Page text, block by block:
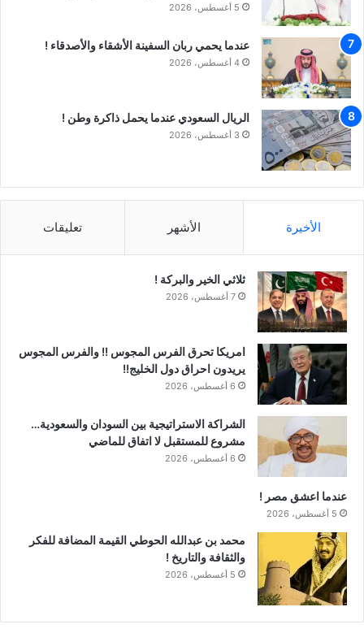
5 أغسطس، 2026
عندما يحمي ربان السفينة الأشقاء والأصدقاء !
4 أغسطس، 2026
الريال السعودي عندما يحمل ذاكرة وطن !
3 أغسطس، 2026
الأخيرة الأشهر تعليقات
ثلاثي الخير والبركة !
7 أغسطس، 2026
امريكا تحرق الفرس المجوس !! والفرس المجوس
يريدون احراق دول الخليج!!
6 أغسطس، 2026
الشراكة الاستراتيجية بين السودان والسعودية…
مشروع للمستقبل لا اتفاق للماضي
6 أغسطس، 2026
عندما اعشق مصر !
5 أغسطس، 2026
محمد بن عبدالله الحوطي القيمة المضافة للفكر
والثقافة والتاريخ !
5 أغسطس، 2026